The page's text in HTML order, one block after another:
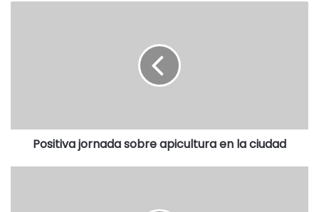
aniversario (Aniversario Centenario Manuel Belgrano) se
van a anunciar los detalles que aún restan confirmar de las
Positiva jornada sobre apicultura en la ciudad